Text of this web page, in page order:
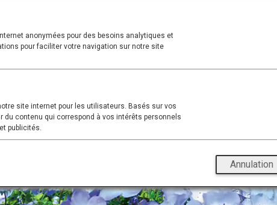
anonymées pour des besoins analytiques et
pour faciliter votre navigation sur notre site
site internet pour les utilisateurs. Basés sur vos
contenu qui correspond à vos intérêts personnels
publicités.
Annulation